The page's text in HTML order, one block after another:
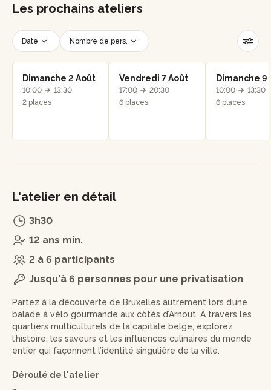
Les prochains ateliers
Date Nombre de pers.
Créneau horaire Réinitialiser les filtres
Dimanche 2 Août
10:00
13:30
2 places
Vendredi 7 Août
17:00
20:30
6 places
Dimanche 9
10:00
13:30
6 places
L'atelier en détail
3h30
12 ans min.
2 à 6 participants
Jusqu'à 6 personnes pour une privatisation
Partez à la découverte de Bruxelles autrement lors d’une
balade à vélo gourmande aux côtés d’Arnout. À travers les
quartiers multiculturels de la capitale belge, explorez
l’histoire, les saveurs et les influences culinaires du monde
entier qui façonnent l’identité singulière de la ville.
Déroulé de l'atelier